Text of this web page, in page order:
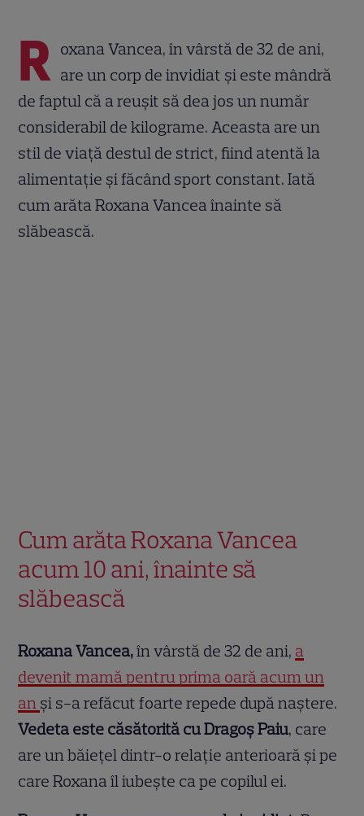
R oxana Vancea, în vârstă de 32 de ani,
are un corp de invidiat și este mândră
de faptul că a reușit să dea jos un număr
considerabil de kilograme. Aceasta are un
stil de viață destul de strict, fiind atentă la
alimentație și făcând sport constant. Iată
cum arăta Roxana Vancea înainte să
slăbească.
Cum arăta Roxana Vancea
acum 10 ani, înainte să
slăbească
Roxana Vancea,în vârstă de 32 de ani, a
devenit mamă pentru prima oară acum un
an și s-a refăcut foarte repede după naștere.
Vedeta este căsătorită cu Dragoș Paiu, care
are un băiețel dintr-o relație anterioară și pe
care Roxana îl iubește ca pe copilul ei.